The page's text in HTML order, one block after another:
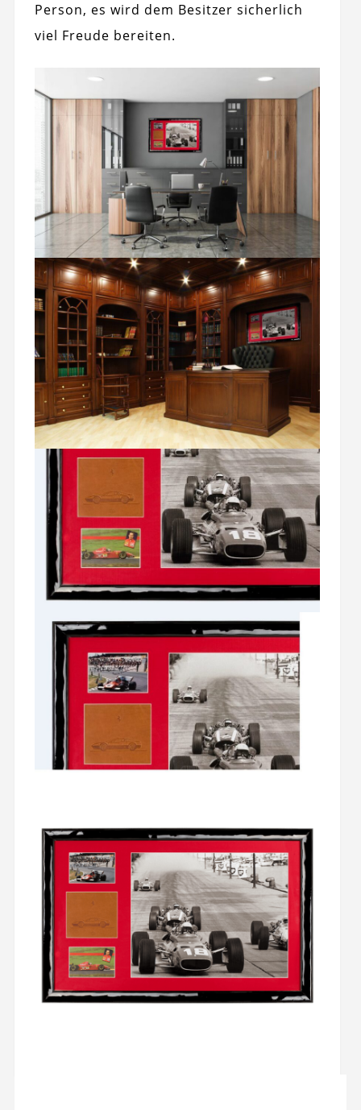
Person, es wird dem Besitzer sicherlich
viel Freude bereiten.